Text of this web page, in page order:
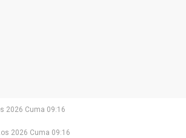
2026 Cuma 09:16
2026 Cuma 09:16